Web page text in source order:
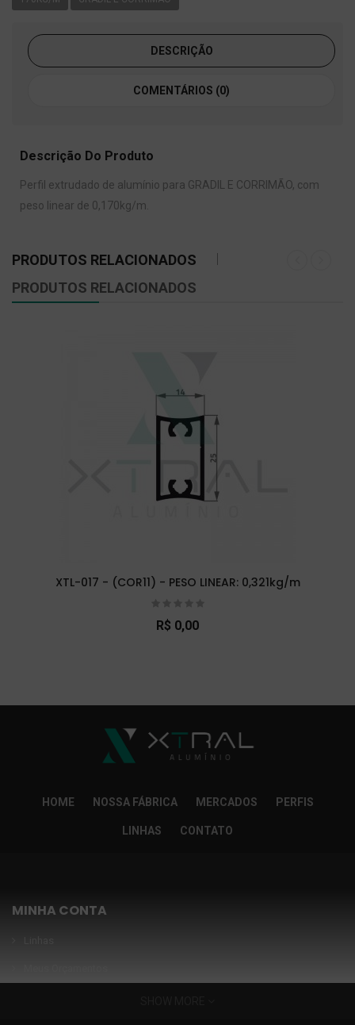
DESCRIÇÃO
COMENTÁRIOS (0)
Descrição Do Produto
Perfil extrudado de alumínio para GRADIL E CORRIMÃO, com
peso linear de 0,170kg/m.
PRODUTOS RELACIONADOS
PRODUTOS RELACIONADOS
XTL-017 - (COR11) - PESO LINEAR: 0,321kg/m
R$ 0,00
HOME NOSSA FÁBRICA MERCADOS PERFIS
LINHAS CONTATO
MINHA CONTA